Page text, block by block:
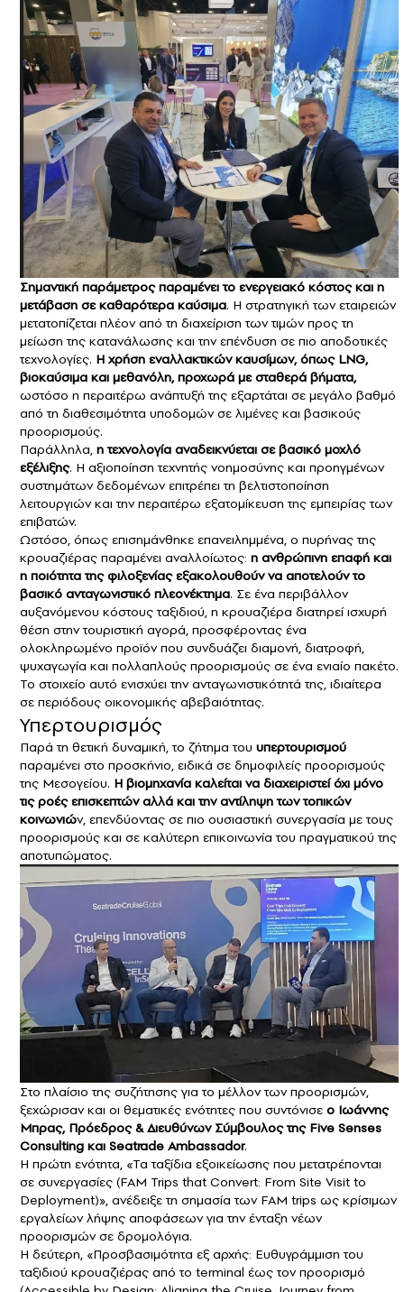
Σημαντική παράμετρος παραμένει το ενεργειακό κόστος και η
μετάβαση σε καθαρότερα καύσιμα. Η στρατηγική των εταιρειών
μετατοπίζεται πλέον από τη διαχείριση των τιμών προς τη
μείωση της κατανάλωσης και την επένδυση σε πιο αποδοτικές
τεχνολογίες. Η χρήση εναλλακτικών καυσίμων, όπως LNG,
βιοκαύσιμα και μεθανόλη, προχωρά με σταθερά βήματα,
ωστόσο η περαιτέρω ανάπτυξή της εξαρτάται σε μεγάλο βαθμό
από τη διαθεσιμότητα υποδομών σε λιμένες και βασικούς
προορισμούς.
Παράλληλα, η τεχνολογία αναδεικνύεται σε βασικό μοχλό
εξέλιξης. Η αξιοποίηση τεχνητής νοημοσύνης και προηγμένων
συστημάτων δεδομένων επιτρέπει τη βελτιστοποίηση
λειτουργιών και την περαιτέρω εξατομίκευση της εμπειρίας των
επιβατών.
Ωστόσο, όπως επισημάνθηκε επανειλημμένα, ο πυρήνας της
κρουαζιέρας παραμένει αναλλοίωτος: η ανθρώπινη επαφή και
η ποιότητα της φιλοξενίας εξακολουθούν να αποτελούν το
βασικό ανταγωνιστικό πλεονέκτημα. Σε ένα περιβάλλον
αυξανόμενου κόστους ταξιδιού, η κρουαζιέρα διατηρεί ισχυρή
θέση στην τουριστική αγορά, προσφέροντας ένα
ολοκληρωμένο προϊόν που συνδυάζει διαμονή, διατροφή,
ψυχαγωγία και πολλαπλούς προορισμούς σε ένα ενιαίο πακέτο.
Το στοιχείο αυτό ενισχύει την ανταγωνιστικότητά της, ιδιαίτερα
σε περιόδους οικονομικής αβεβαιότητας.
Υπερτουρισμός
Παρά τη θετική δυναμική, το ζήτημα του υπερτουρισμού
παραμένει στο προσκήνιο, ειδικά σε δημοφιλείς προορισμούς
της Μεσογείου. Η βιομηχανία καλείται να διαχειριστεί όχι μόνο
τις ροές επισκεπτών αλλά και την αντίληψη των τοπικών
κοινωνιών, επενδύοντας σε πιο ουσιαστική συνεργασία με τους
προορισμούς και σε καλύτερη επικοινωνία του πραγματικού της
αποτυπώματος.
Στο πλαίσιο της συζήτησης για το μέλλον των προορισμών,
ξεχώρισαν και οι θεματικές ενότητες που συντόνισε ο Ιωάννης
Μπρας, Πρόεδρος & Διευθύνων Σύμβουλος της Five Senses
Consulting και Seatrade Ambassador.
Η πρώτη ενότητα, «Τα ταξίδια εξοικείωσης που μετατρέπονται
σε συνεργασίες (FAM Trips that Convert: From Site Visit to
Deployment)», ανέδειξε τη σημασία των FAM trips ως κρίσιμων
εργαλείων λήψης αποφάσεων για την ένταξη νέων
προορισμών σε δρομολόγια.
Η δεύτερη, «Προσβασιμότητα εξ αρχής: Ευθυγράμμιση του
ταξιδιού κρουαζιέρας από το terminal έως τον προορισμό